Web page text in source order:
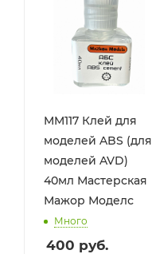
MM117 Клей для
моделей ABS (для
моделей AVD)
40мл Мастерская
Мажор Моделс
Много
400 руб.